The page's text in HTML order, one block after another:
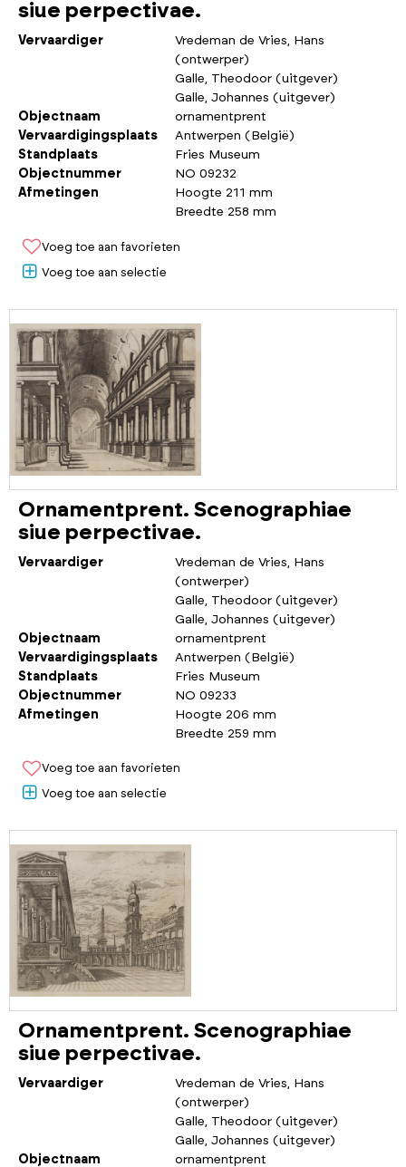
siue perpectivae.
Vervaardiger
Vredeman de Vries, Hans
(ontwerper)
Galle, Theodoor (uitgever)
Galle, Johannes (uitgever)
Objectnaam
ornamentprent
Vervaardigingsplaats
Antwerpen (België)
Standplaats
Fries Museum
Objectnummer
NO 09232
Afmetingen
Hoogte 211 mm
Breedte 258 mm
Voeg toe aan favorieten
Voeg toe aan selectie
Ornamentprent. Scenographiae
siue perpectivae.
Vervaardiger
Vredeman de Vries, Hans
(ontwerper)
Galle, Theodoor (uitgever)
Galle, Johannes (uitgever)
Objectnaam
ornamentprent
Vervaardigingsplaats
Antwerpen (België)
Standplaats
Fries Museum
Objectnummer
NO 09233
Afmetingen
Hoogte 206 mm
Breedte 259 mm
Voeg toe aan favorieten
Voeg toe aan selectie
Ornamentprent. Scenographiae
siue perpectivae.
Vervaardiger
Vredeman de Vries, Hans
(ontwerper)
Galle, Theodoor (uitgever)
Galle, Johannes (uitgever)
Objectnaam
ornamentprent